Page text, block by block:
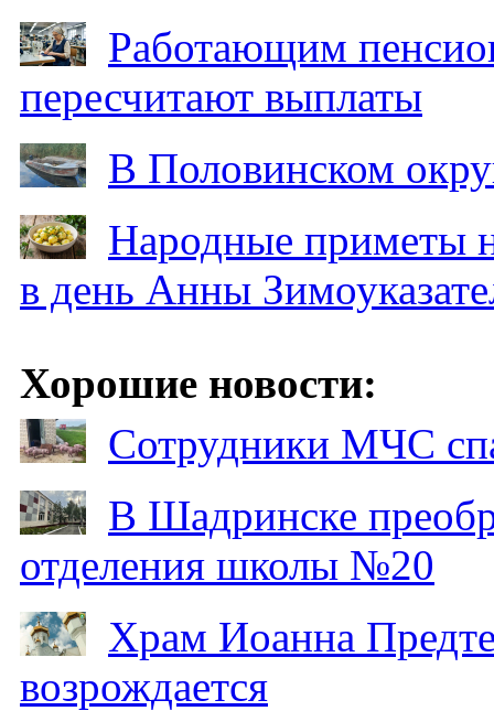
Работающим
пересчитают выплаты
В Половинском
Народные приметы
в день Анны
Хорошие новости:
Сотрудники МЧС
В Шадринске
отделения школы №20
Храм Иоанна
возрождается